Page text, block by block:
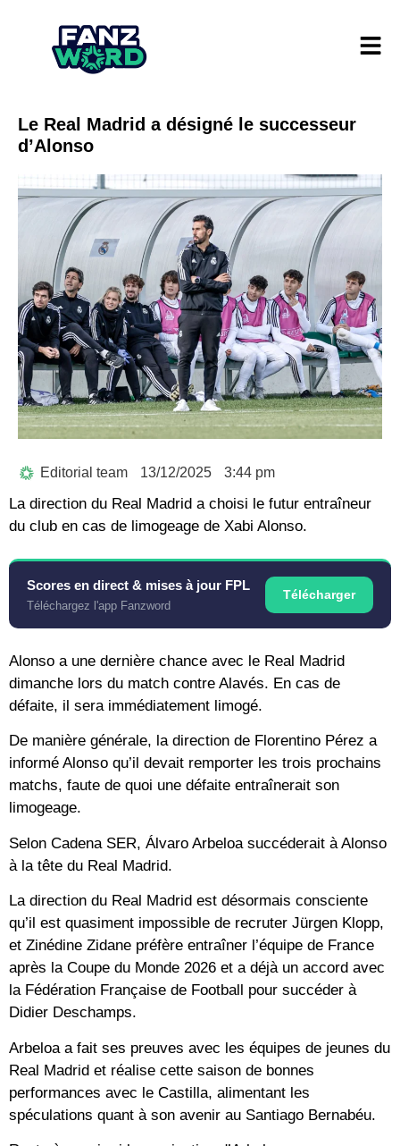
Le Real Madrid a désigné le successeur
d’Alonso
Editorial team 13/12/2025 3:44 pm
La direction du Real Madrid a choisi le futur entraîneur
du club en cas de limogeage de Xabi Alonso.
Scores en direct & mises à jour FPL
Téléchargez l'app Fanzword
Télécharger
Alonso a une dernière chance avec le Real Madrid
dimanche lors du match contre Alavés. En cas de
défaite, il sera immédiatement limogé.
De manière générale, la direction de Florentino Pérez a
informé Alonso qu’il devait remporter les trois prochains
matchs, faute de quoi une défaite entraînerait son
limogeage.
Selon Cadena SER, Álvaro Arbeloa succéderait à Alonso
à la tête du Real Madrid.
La direction du Real Madrid est désormais consciente
qu’il est quasiment impossible de recruter Jürgen Klopp,
et Zinédine Zidane préfère entraîner l’équipe de France
après la Coupe du Monde 2026 et a déjà un accord avec
la Fédération Française de Football pour succéder à
Didier Deschamps.
Arbeloa a fait ses preuves avec les équipes de jeunes du
Real Madrid et réalise cette saison de bonnes
performances avec le Castilla, alimentant les
spéculations quant à son avenir au Santiago Bernabéu.